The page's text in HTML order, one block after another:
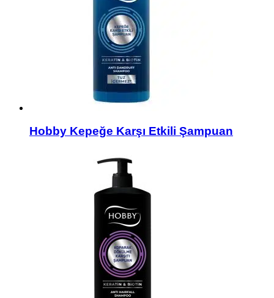
Hobby Kepeğe Karşı Etkili Şampuan